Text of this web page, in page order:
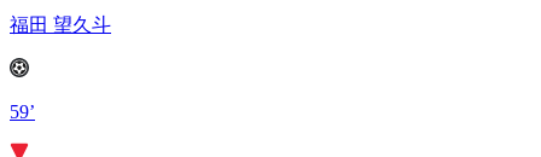
福田 望久斗
59’